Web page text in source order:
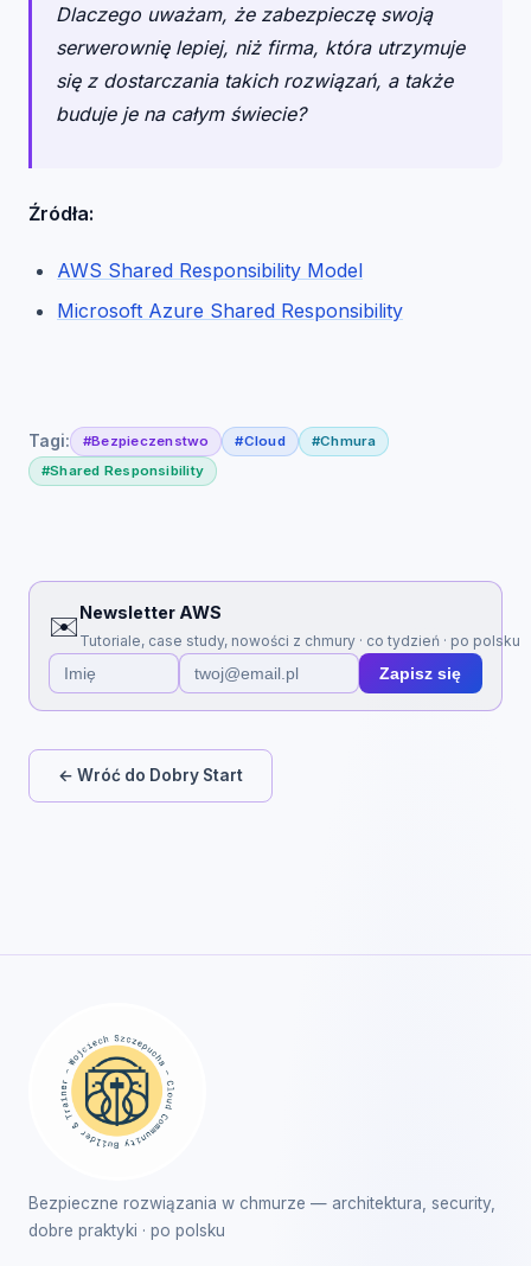
Dlaczego uważam, że zabezpieczę swoją
serwerownię lepiej, niż firma, która utrzymuje
się z dostarczania takich rozwiązań, a także
buduje je na całym świecie?
Źródła:
AWS Shared Responsibility Model
Microsoft Azure Shared Responsibility
Tagi: #Bezpieczenstwo #Cloud
#Chmura
#Shared Responsibility
✉️Newsletter AWS
Tutoriale, case study, nowości z chmury · co tydzień · po polsku
Zapisz się
← Wróć do Dobry Start
Bezpieczne rozwiązania w chmurze — architektura, security,
dobre praktyki · po polsku